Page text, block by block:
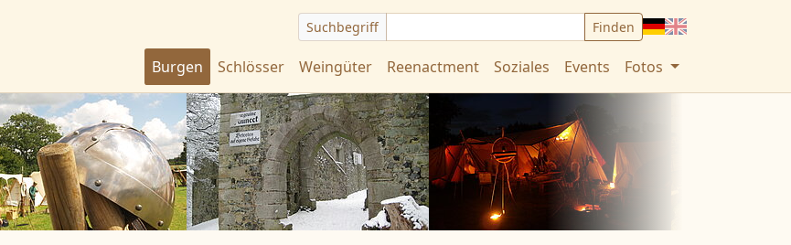
Suchbegriff Deutsch
English
Burgen Schlösser Weingüter Reenactment Soziales Events Fotos